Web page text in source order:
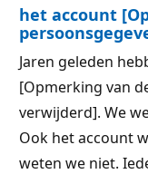
n
p
u
n
t
e
het account
Jaren geleden
[Opmerking van
verwijderd]. We
Ook het account
weten we niet.